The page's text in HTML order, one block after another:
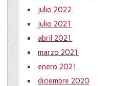
julio 2022
julio 2021
abril 2021
marzo 2021
enero 2021
diciembre 2020